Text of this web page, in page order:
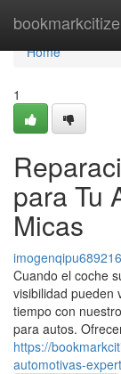
Home
Home
1
para Tu
Micas
imogenqipu689216
Cuando el coche
visibilidad pueden
tiempo con
para autos.
https://
automotivas-